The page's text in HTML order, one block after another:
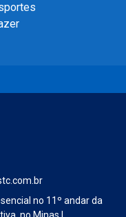
no 11º andar da